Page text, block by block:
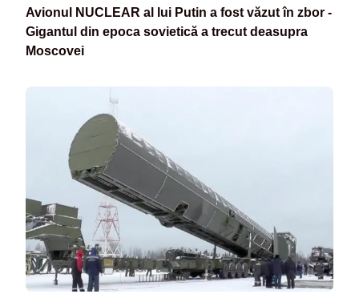
Avionul NUCLEAR al lui Putin a fost văzut în zbor -
Gigantul din epoca sovietică a trecut deasupra
Moscovei